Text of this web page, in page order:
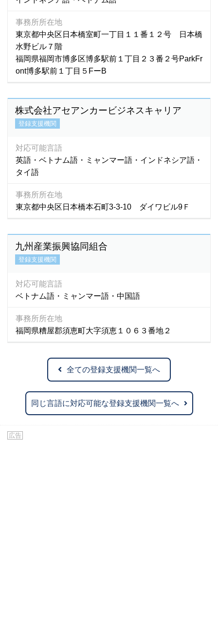
事務所所在地
東京都中央区日本橋室町一丁目１１番１２号 日本橋
水野ビル７階
福岡県福岡市博多区博多駅前１丁目２３番２号ParkFr
ont博多駅前１丁目５FーB
株式会社アセアンカービジネスキャリア
登録支援機関
対応可能言語
英語・ベトナム語・ミャンマー語・インドネシア語・
タイ語
事務所所在地
東京都中央区日本橋本石町3-3-10 ダイワビル9Ｆ
九州産業振興協同組合
登録支援機関
対応可能言語
ベトナム語・ミャンマー語・中国語
事務所所在地
福岡県糟屋郡須恵町大字須恵１０６３番地２
全ての登録支援機関一覧へ
同じ言語に対応可能な登録支援機関一覧へ
広告